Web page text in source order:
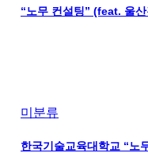
“노무 컨설팅” (feat. 울
미분류
한국기술교육대학교 “노